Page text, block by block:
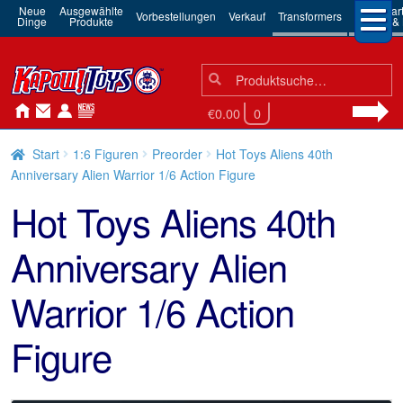
Neue
Dinge
Ausgewählte
Produkte Vorbestellungen Verkauf Transformers 3rd
Robots
Suchen
nach:
Suche
€0.00 0
Start 1:6 Figuren Preorder
Hot Toys Aliens 40th
Anniversary Alien Warrior 1/6 Action Figure
Hot Toys Aliens 40th
Anniversary Alien
Warrior 1/6 Action
Figure